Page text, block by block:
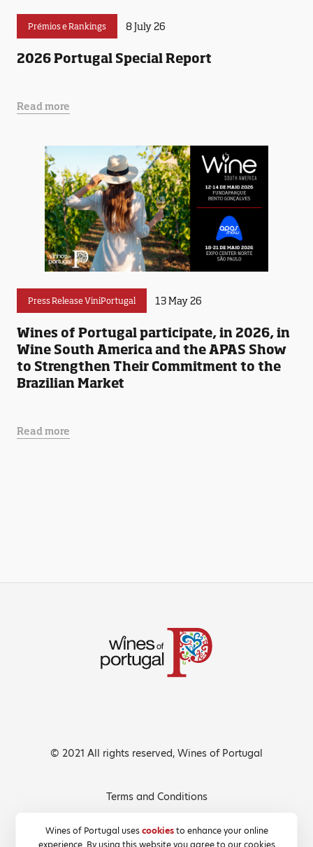
Prémios e Rankings 8 July 26
2026 Portugal Special Report
Read more
Press Release ViniPortugal 13 May 26
Wines of Portugal participate, in 2026, in
Wine South America and the APAS Show
to Strengthen Their Commitment to the
Brazilian Market
Read more
Wines of Portugal usescookiesto enhance your online
experience. By using this website you agree to our cookies
© 2021 All rights reserved, Wines of Portugal
Terms and Conditions